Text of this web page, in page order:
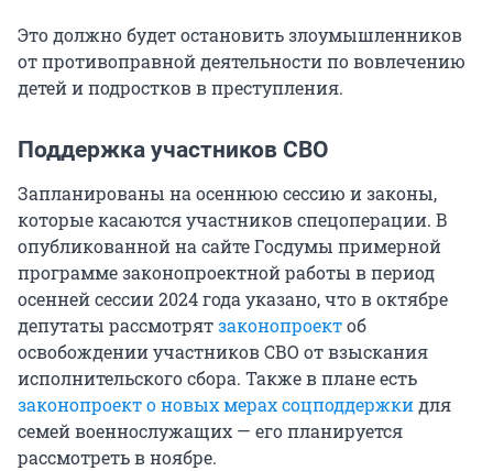
Это должно будет остановить злоумышленников
от противоправной деятельности по вовлечению
детей и подростков в преступления.
Поддержка участников СВО
Запланированы на осеннюю сессию и законы,
которые касаются участников спецоперации. В
опубликованной на сайте Госдумы примерной
программе законопроектной работы в период
осенней сессии 2024 года указано, что в октябре
депутаты рассмотрятзаконопроектоб
освобождении участников СВО от взыскания
исполнительского сбора. Также в плане есть
законопроект о новых мерах соцподдержкидля
семей военнослужащих — его планируется
рассмотреть в ноябре.